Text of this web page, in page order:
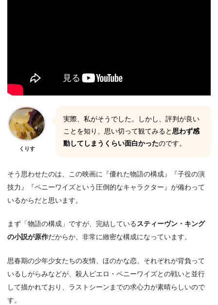
くりす
実際、私がそうでした。しかし、評判が良い
ことを知り、思い切って観てみると 思わず感
動してしまうくらい面白かったのです。
そう思わせたのは、この映画に『優れた物語の構成』『子役の演
技力』『ペニーワイズという圧倒的なキャラクター』が備わって
いるからだと思います。
まず「物語の構成」ですが、完結しているスティーヴン・キング
の小説が原作だからか、非常に緻密な構成になっています。
思春期の少年少女たちの友情、ほのかな恋、それぞれが背負って
いるしがらみなどが、殺人ピエロ・ペニーワイズとの戦いと並行
して描かれており、ラストシーンまでの求心力が素晴らしいので
す。